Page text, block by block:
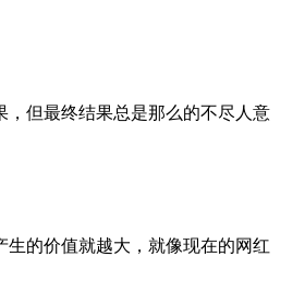
但最终结果总是那么的不尽人意
的价值就越大，就像现在的网红